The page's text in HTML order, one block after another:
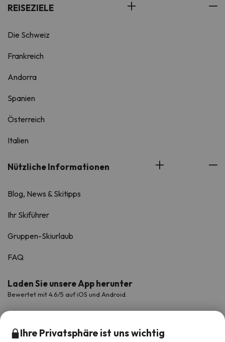
REISEZIELE
Die Schweiz
Frankreich
Andorra
Spanien
Österreich
Italien
Nützliche Informationen
Blog, News & Skitipps
Ihr Skiführer
Gruppen-Skiurlaub
FAQ
Laden Sie unsere App herunter
Bewertet mit 4.6/5 auf iOS und Android.
Ihre Privatsphäre ist uns wichtig